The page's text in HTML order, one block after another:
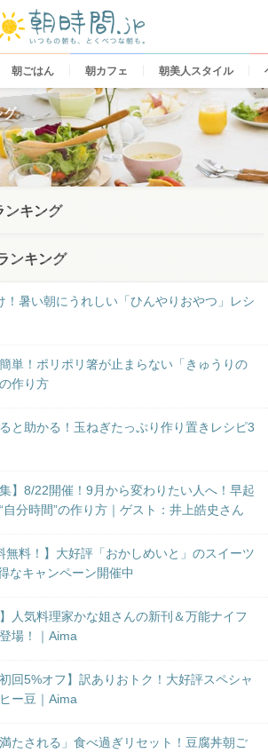
朝ごはん 朝カフェ 朝美人スタイル
ンキング
ンキング
！暑い朝にうれしい「ひんやりおやつ」レシ
単！ポリポリ箸が止まらない「きゅうりの
作り方
と助かる！玉ねぎたっぷり作り置きレシピ3
集】8/22開催！9月から変わりたい人へ！早起
自分時間”の作り方｜ゲスト：井上皓史さん
無料！】大好評「おかしめいと」のスイーツ
なキャンペーン開催中
】人気料理家かな姐さんの新刊＆万能ナイフ
場！｜Aima
初回5%オフ】訳ありおトク！大好評スペシャ
ー豆｜Aima
満たされる」食べ過ぎリセット！豆腐丼朝ご